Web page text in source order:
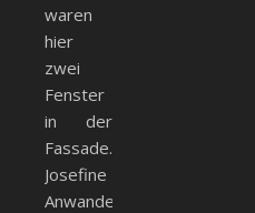
waren
hier
zwei
Fenster
in der
Fassade.
Josefine
Anwander